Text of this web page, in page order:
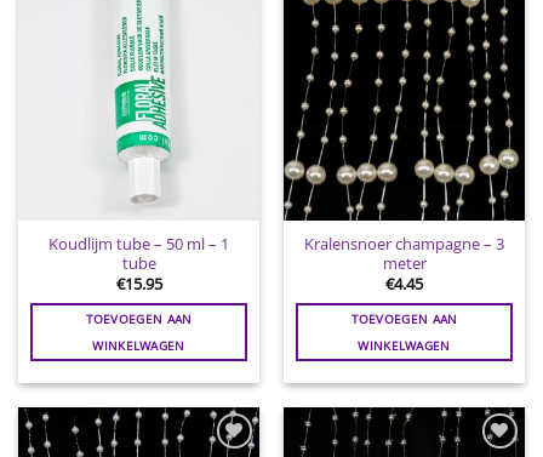
Koudlijm tube – 50 ml – 1
tube
€15.95
TOEVOEGEN AAN
WINKELWAGEN
Kralensnoer champagne – 3
meter
€4.45
TOEVOEGEN AAN
WINKELWAGEN